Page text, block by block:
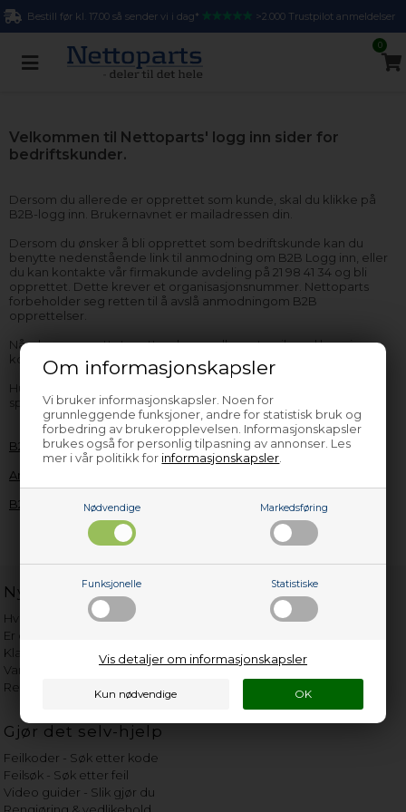
Om informasjonskapsler
Vi bruker informasjonskapsler. Noen for
grunnleggende funksjoner, andre for statistisk bruk og
forbedring av brukeropplevelsen. Informasjonskapsler
brukes også for personlig tilpasning av annonser. Les
mer i vår politikk for informasjonskapsler
Nødvendige Markedsføring
Funksjonelle Statistiske
Vis detaljer om informasjonskapsler
Bestill før kl. 17.00 så sender vi i dag* >2.000 Trustpilot anmeldelser
0
Velkommen til Nettoparts' logg inn sider for
bedriftskunder.
Dersom du allerede er opprettet som kunde, skal du klikke på
B2B-logg inn. Brukernavnet er mailadressen din.
Dersom du ønsker å bli opprettet som bedriftskunde kan du
benytte nedenstående link til anmodning om B2B Logg inn, eller
du kan kontakte vår firmakunde avdeling på 21 98 41 34 og bli
opprettet. Dette krever et organisasjonsnummer. Nettoparts
forbeholder seg retten til å avslå anmodningom B2B
opprettelser.
Når du er opprettet mottar du en velkomstmail med logg inn,
koder og andre relevante informasjoner.
Husk at du alltid er velkommen til å kontakte oss, dersom du har
spørgsmål.
B2B-logg inn
Anmod om B2B-logg inn
B2B-logg ut
Nyttige lenker
Hvor gammelt er apparatet mitt?
Er det verdt å reparere?
Klage på bassengrobot
Vannets hardhetsgrad
Reservedeler etter merke
Gjør det selv-hjelp
Feilkoder - Søk etter kode
Feilsøk - Søk etter feil
Video guider - Slik gjør du